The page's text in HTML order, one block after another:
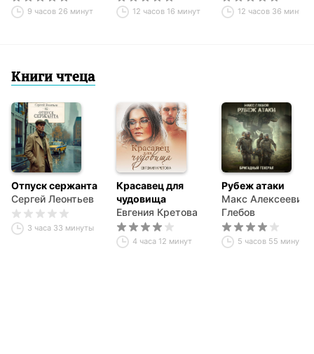
9 часов 26 минут 12 часов 16 минут 12 часов 36 минут
Книги чтеца
Отпуск сержанта
Сергей Леонтьев
3 часа 33 минуты
Красавец для
чудовища
Евгения Кретова
4 часа 12 минут
Рубеж атаки
Макс Алексеевич
Глебов
5 часов 55 минут